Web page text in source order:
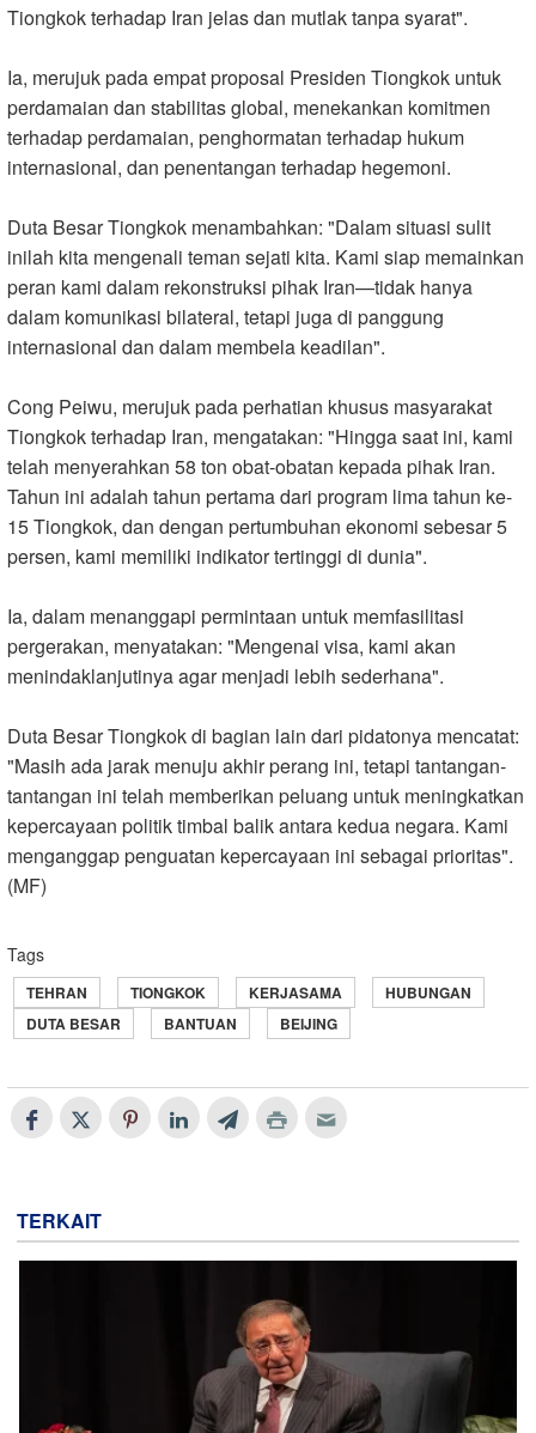
Tiongkok terhadap Iran jelas dan mutlak tanpa syarat."
Ia, merujuk pada empat proposal Presiden Tiongkok untuk
perdamaian dan stabilitas global, menekankan komitmen
terhadap perdamaian, penghormatan terhadap hukum
internasional, dan penentangan terhadap hegemoni.
Duta Besar Tiongkok menambahkan: "Dalam situasi sulit
inilah kita mengenali teman sejati kita. Kami siap memainkan
peran kami dalam rekonstruksi pihak Iran—tidak hanya
dalam komunikasi bilateral, tetapi juga di panggung
internasional dan dalam membela keadilan."
Cong Peiwu, merujuk pada perhatian khusus masyarakat
Tiongkok terhadap Iran, mengatakan: "Hingga saat ini, kami
telah menyerahkan 58 ton obat-obatan kepada pihak Iran.
Tahun ini adalah tahun pertama dari program lima tahun ke-
15 Tiongkok, dan dengan pertumbuhan ekonomi sebesar 5
persen, kami memiliki indikator tertinggi di dunia."
Ia, dalam menanggapi permintaan untuk memfasilitasi
pergerakan, menyatakan: "Mengenai visa, kami akan
menindaklanjutinya agar menjadi lebih sederhana."
Duta Besar Tiongkok di bagian lain dari pidatonya mencatat:
"Masih ada jarak menuju akhir perang ini, tetapi tantangan-
tantangan ini telah memberikan peluang untuk meningkatkan
kepercayaan politik timbal balik antara kedua negara. Kami
menganggap penguatan kepercayaan ini sebagai prioritas."
(MF)
Tags
TEHRAN TIONGKOK KERJASAMA
HUBUNGAN
DUTA BESAR
BANTUAN BEIJING
TERKAIT